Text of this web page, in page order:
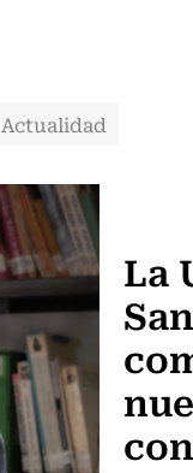
Actualidad
La